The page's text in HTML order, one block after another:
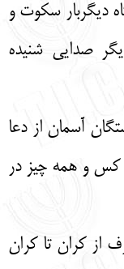
دیگربار سکوت و
صدایی شنیده
آسمان از دعا
کس و همه چیز در
از کران تا کران